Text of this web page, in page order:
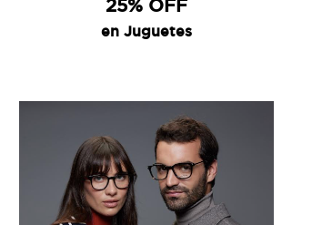
25% OFF
en Juguetes